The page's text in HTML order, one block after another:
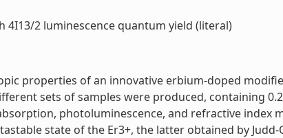
4I13/2 luminescence quantum yield (literal)
properties of an innovative erbium-doped
sets of samples were produced, containing
photoluminescence, and refractive index
state of the Er3+, the latter obtained by